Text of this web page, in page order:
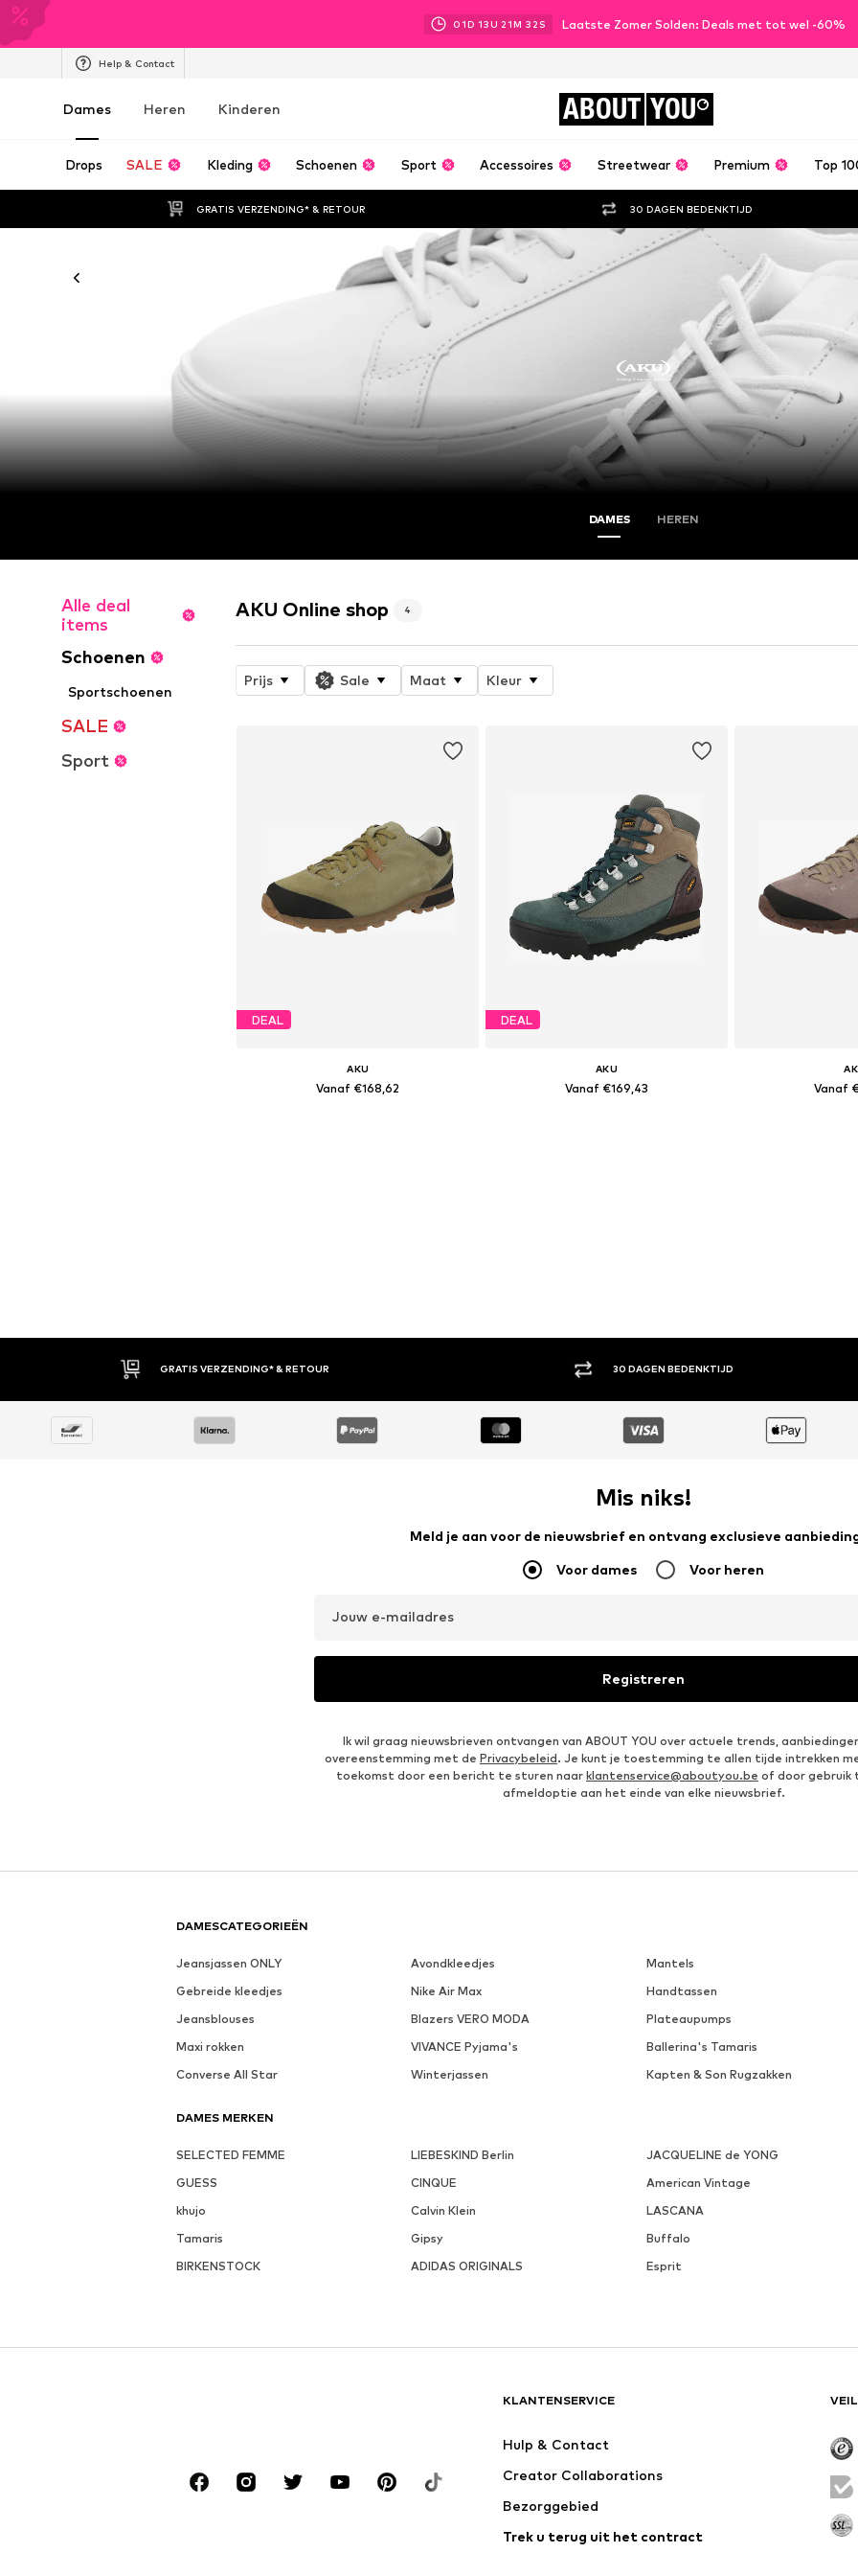
01D 13U 21M 32 S Laatste Zomer Solden: Deals met tot wel -60%
Help & Contact
Dames Heren Kinderen ABOUT YOU
Drops SALE Kleding Schoenen Sport Accessoires Streetwear Premium Top
GRATIS VERZENDING* & RETOUR 30 DAGEN BEDENKTIJD
DAMES HEREN
Alle deal
items
Schoenen
Sportschoenen
SALE
Sport
AKU Online shop 4
Prijs Sale Maat Kleur
DEAL
AKU
Vanaf €168,62
DEAL
AKU
Vanaf €169,43 Vanaf
Mis niks!
Meld je aan voor de nieuwsbrief en ontvang exclusieve
Voor dames Voor heren
Jouw e-mailadres
Registreren
Ik wil graag nieuwsbrieven ontvangen van ABOUT YOU over actuele trends,
overeenstemming met de Privacybeleid. Je kunt je toestemming te allen tijde intrekken
toekomst door een bericht te sturen naar klantenservice@aboutyou.be of door gebruik
afmeldoptie aan het einde van elke nieuwsbrief.
DAMESCATEGORIEËN
Jeansjassen ONLY Avondkleedjes Mantels
Gebreide kleedjes
Nike Air Max Handtassen
Jeansblouses
Blazers VERO MODA Plateaupumps
Maxi rokken
VIVANCE Pyjama's Ballerina's Tamaris
Converse All Star
Winterjassen Kapten & Son Rugzakken
DAMES MERKEN
SELECTED FEMME LIEBESKIND Berlin JACQUELINE de YONG
GUESS
CINQUE American Vintage
khujo
Calvin Klein LASCANA
Tamaris
Gipsy Buffalo
BIRKENSTOCK
ADIDAS ORIGINALS Esprit
KLANTENSERVICE
Hulp & Contact
Creator Collaborations
Bezorggebied
Trek u terug uit het contract